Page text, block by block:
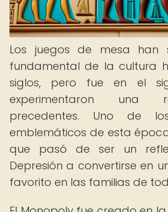
Los juegos de mesa han
fundamental de la cultura
siglos, pero fue en el
experimentaron una
precedentes. Uno de
emblemáticos de esta
que pasó de ser un
Depresión a convertirse en
favorito en las familias de